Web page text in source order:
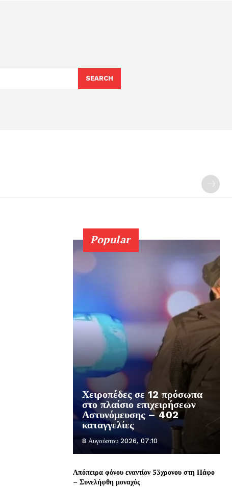
SEARCH
Popular
Χειροπέδες σε 12 πρόσωπα
στο πλαίσιο επιχειρήσεων
Αστυνόμευσης – 402
καταγγελίες
8 Αυγούστου 2026, 07:10
Απόπειρα φόνου εναντίον 53χρονου στη Πάφο
– Συνελήφθη μοναχός